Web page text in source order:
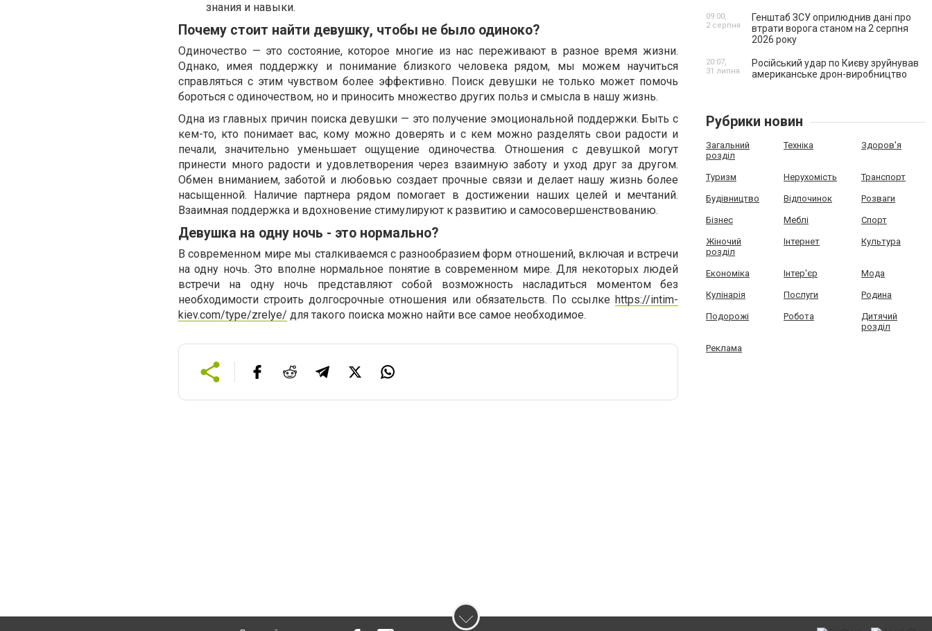
знания и навыки.
Почему стоит найти девушку, чтобы не было одиноко?
Одиночество — это состояние, которое многие из нас переживают в разное время жизни.
Однако, имея поддержку и понимание близкого человека рядом, мы можем научиться
справляться с этим чувством более эффективно. Поиск девушки не только может помочь
бороться с одиночеством, но и приносить множество других польз и смысла в нашу жизнь.
Одна из главных причин поиска девушки — это получение эмоциональной поддержки. Быть с
кем-то, кто понимает вас, кому можно доверять и с кем можно разделять свои радости и
печали, значительно уменьшает ощущение одиночества. Отношения с девушкой могут
принести много радости и удовлетворения через взаимную заботу и уход друг за другом.
Обмен вниманием, заботой и любовью создает прочные связи и делает нашу жизнь более
насыщенной. Наличие партнера рядом помогает в достижении наших целей и мечтаний.
Взаимная поддержка и вдохновение стимулируют к развитию и самосовершенствованию.
Девушка на одну ночь - это нормально?
В современном мире мы сталкиваемся с разнообразием форм отношений, включая и встречи
на одну ночь. Это вполне нормальное понятие в современном мире. Для некоторых людей
встречи на одну ночь представляют собой возможность насладиться моментом без
необходимости строить долгосрочные отношения или обязательств. По ссылке https://intim-
kiev.com/type/zrelye/ для такого поиска можно найти все самое необходимое.
Генштаб ЗСУ оприлюднив дані про
втрати ворога станом на 2 серпня
2026 року
09:00,
2 серпня
Російський удар по Києву зруйнував
американське дрон-виробництво
20:07,
31 липня
Рубрики новин
Загальний
розділ
Техніка Здоров'я
Туризм Нерухомість Транспорт
Будівництво Відпочинок Розваги
Бізнес Меблі Спорт
Жіночий
розділ
Інтернет Культура
Економіка Інтер'єр Мода
Кулінарія Послуги Родина
Подорожі Робота
Дитячий
розділ
Реклама